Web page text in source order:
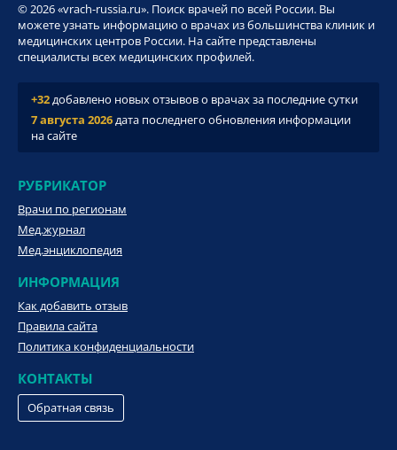
© 2026 «vrach-russia.ru». Поиск врачей по всей России. Вы
можете узнать информацию о врачах из большинства клиник и
медицинских центров России. На сайте представлены
специалисты всех медицинских профилей.
+32добавлено новых отзывов о врачах за последние сутки
7 августа 2026дата последнего обновления информации
на сайте
РУБРИКАТОР
Врачи по регионам
Мед.журнал
Мед.энциклопедия
ИНФОРМАЦИЯ
Как добавить отзыв
Правила сайта
Политика конфиденциальности
КОНТАКТЫ
Обратная связь